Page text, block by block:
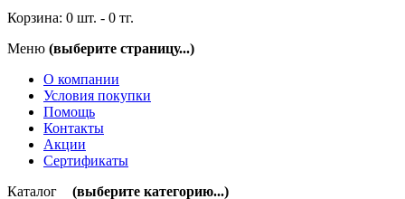
Корзина: 0 шт. - 0 тг.
Меню (выберите страницу...)
О компании
Условия покупки
Помощь
Контакты
Акции
Сертификаты
Каталог
(выберите категорию...)